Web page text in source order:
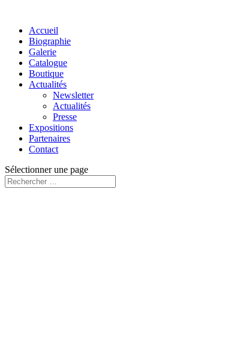
Accueil
Biographie
Galerie
Catalogue
Boutique
Actualités
Newsletter
Actualités
Presse
Expositions
Partenaires
Contact
Sélectionner une page